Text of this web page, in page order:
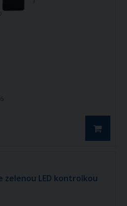
zelenou LED kontrolkou